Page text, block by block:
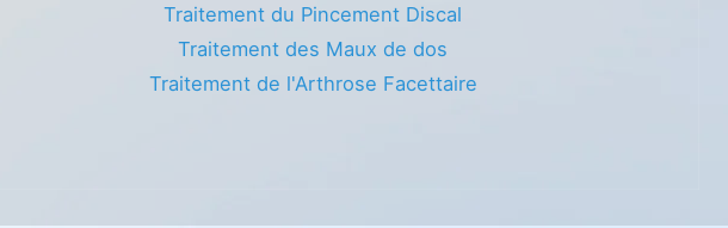
Traitement du Pincement Discal
Traitement des Maux de dos
Traitement de l'Arthrose Facettaire